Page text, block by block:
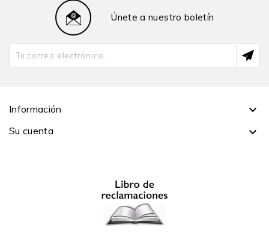
Únete a nuestro boletín
Información 
Su cuenta 